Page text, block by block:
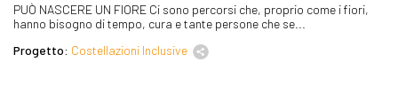
PUÒ NASCERE UN FIORE Ci sono percorsi che, proprio come i fiori,
hanno bisogno di tempo, cura e tante persone che se...
Progetto: Costellazioni Inclusive